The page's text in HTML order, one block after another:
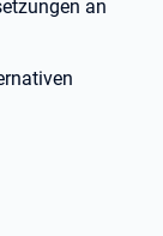
an